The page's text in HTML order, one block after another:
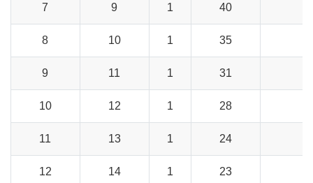
7 9 1 40
8 10 1 35
9 11 1 31
10 12 1 28
11 13 1 24
12 14 1 23